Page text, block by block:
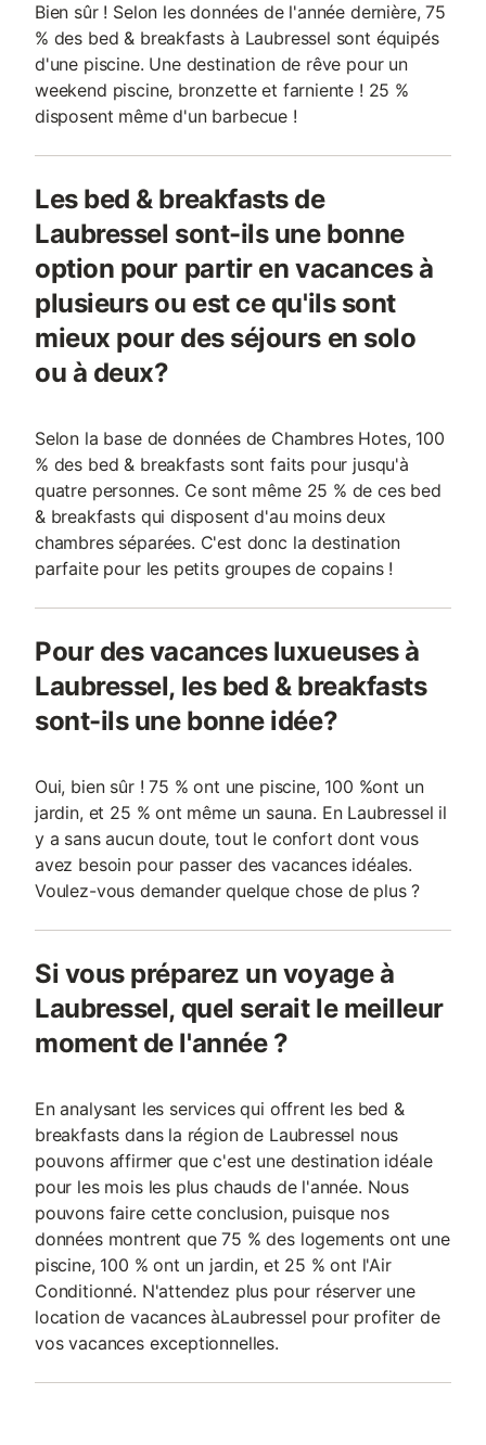
Bien sûr ! Selon les données de l'année dernière, 75
% des bed & breakfasts à Laubressel sont équipés
d'une piscine. Une destination de rêve pour un
weekend piscine, bronzette et farniente ! 25 %
disposent même d'un barbecue !
Les bed & breakfasts de
Laubressel sont-ils une bonne
option pour partir en vacances à
plusieurs ou est ce qu'ils sont
mieux pour des séjours en solo
ou à deux?
Selon la base de données de Chambres Hotes, 100
% des bed & breakfasts sont faits pour jusqu'à
quatre personnes. Ce sont même 25 % de ces bed
& breakfasts qui disposent d'au moins deux
chambres séparées. C'est donc la destination
parfaite pour les petits groupes de copains !
Pour des vacances luxueuses à
Laubressel, les bed & breakfasts
sont-ils une bonne idée?
Oui, bien sûr ! 75 % ont une piscine, 100 %ont un
jardin, et 25 % ont même un sauna. En Laubressel il
y a sans aucun doute, tout le confort dont vous
avez besoin pour passer des vacances idéales.
Voulez-vous demander quelque chose de plus ?
Si vous préparez un voyage à
Laubressel, quel serait le meilleur
moment de l'année ?
En analysant les services qui offrent les bed &
breakfasts dans la région de Laubressel nous
pouvons affirmer que c'est une destination idéale
pour les mois les plus chauds de l'année. Nous
pouvons faire cette conclusion, puisque nos
données montrent que 75 % des logements ont une
piscine, 100 % ont un jardin, et 25 % ont l'Air
Conditionné. N'attendez plus pour réserver une
location de vacances àLaubressel pour profiter de
vos vacances exceptionnelles.